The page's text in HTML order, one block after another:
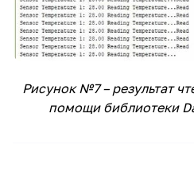
Рисунок №7 – результат
помощи библиотеки